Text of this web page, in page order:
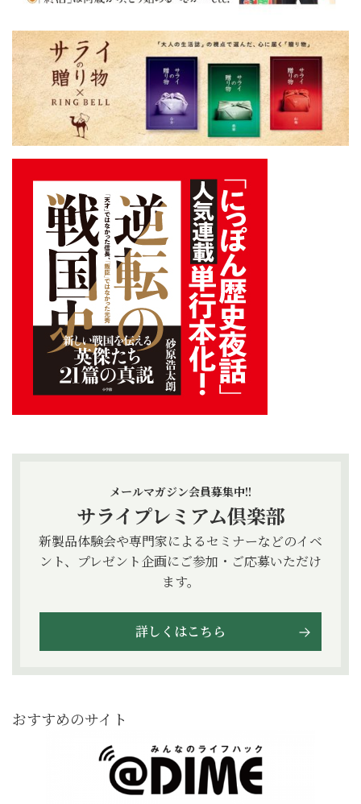
メールマガジン会員募集中!!
サライプレミアム倶楽部
新製品体験会や専門家によるセミナーなどのイベ
ント、プレゼント企画にご参加・ご応募いただけ
ます。
詳しくはこちら
おすすめのサイト